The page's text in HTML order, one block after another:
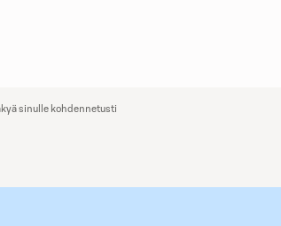
sinulle kohdennetusti